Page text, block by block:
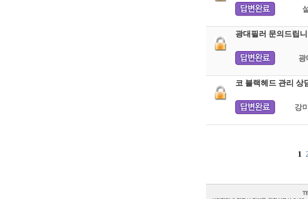
광대필러 문의드립
광
코 블랙헤드 관리 상
강
1